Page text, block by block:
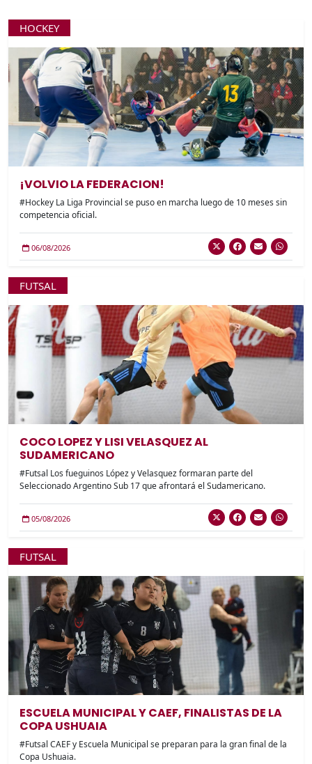
HOCKEY
¡VOLVIO LA FEDERACION!
#Hockey La Liga Provincial se puso en marcha luego de 10 meses sin
competencia oficial.
06/08/2026
FUTSAL
COCO LOPEZ Y LISI VELASQUEZ AL
SUDAMERICANO
#Futsal Los fueguinos López y Velasquez formaran parte del
Seleccionado Argentino Sub 17 que afrontará el Sudamericano.
05/08/2026
FUTSAL
ESCUELA MUNICIPAL Y CAEF, FINALISTAS DE LA
COPA USHUAIA
#Futsal CAEF y Escuela Municipal se preparan para la gran final de la
Copa Ushuaia.